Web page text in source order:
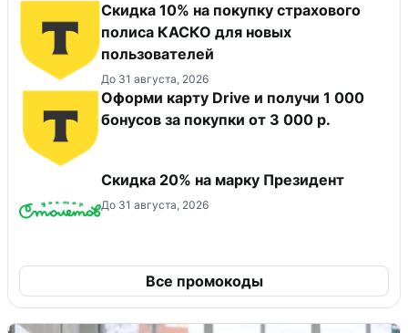
Скидка 10% на покупку страхового
полиса КАСКО для новых
пользователей
До 31 августа, 2026
Оформи карту Drive и получи 1 000
бонусов за покупки от 3 000 р.
Скидка 20% на марку Президент
До 31 августа, 2026
Все промокоды